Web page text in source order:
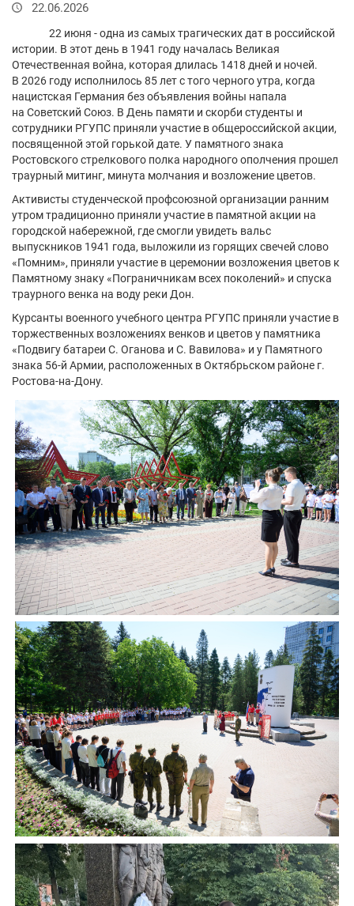
22.06.2026
22 июня - одна из самых трагических дат в российской
истории. В этот день в 1941 году началась Великая
Отечественная война, которая длилась 1418 дней и ночей.
В 2026 году исполнилось 85 лет с того черного утра, когда
нацистская Германия без объявления войны напала
на Советский Союз. В День памяти и скорби студенты и
сотрудники РГУПС приняли участие в общероссийской акции,
посвященной этой горькой дате. У памятного знака
Ростовского стрелкового полка народного ополчения прошел
траурный митинг, минута молчания и возложение цветов.
Активисты студенческой профсоюзной организации ранним
утром традиционно приняли участие в памятной акции на
городской набережной, где смогли увидеть вальс
выпускников 1941 года, выложили из горящих свечей слово
«Помним», приняли участие в церемонии возложения цветов к
Памятному знаку «Пограничникам всех поколений» и спуска
траурного венка на воду реки Дон.
Курсанты военного учебного центра РГУПС приняли участие в
торжественных возложениях венков и цветов у памятника
«Подвигу батареи С. Оганова и С. Вавилова» и у Памятного
знака 56-й Армии, расположенных в Октябрьском районе г.
Ростова-на-Дону.